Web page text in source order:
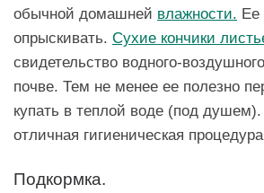
обычной домашней влажности. Ее
опрыскивать. Сухие кончики
свидетельство водного-
почве. Тем не менее ее полезно
купать в теплой воде (под
отличная гигиеническая
Подкормка.